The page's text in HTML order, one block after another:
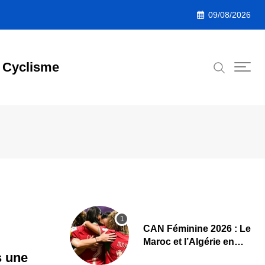
09/08/2026
Cyclisme
une
CAN Féminine 2026 : Le
Maroc et l’Algérie en